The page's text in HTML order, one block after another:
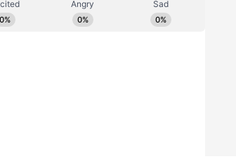
இந்த நாட்டில்
என்ற சித்தாந்தத்தில் தான்